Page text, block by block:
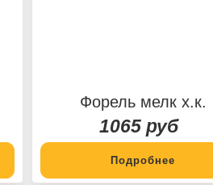
Форель мелк х.к.
1065 руб
Подробнее